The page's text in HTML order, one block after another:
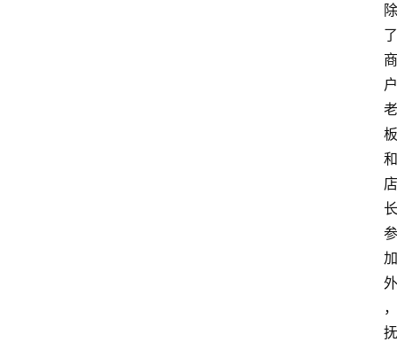
除
了
商
户
老
板
和
店
长
参
加
外
，
抚